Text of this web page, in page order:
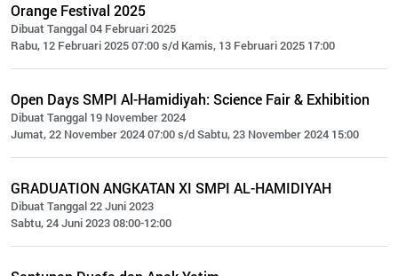
Orange Festival 2025
Dibuat Tanggal 04 Februari 2025
Rabu, 12 Februari 2025 07:00 s/d Kamis, 13 Februari 2025 17:00
Open Days SMPI Al-Hamidiyah: Science Fair & Exhibition
Dibuat Tanggal 19 November 2024
Jumat, 22 November 2024 07:00 s/d Sabtu, 23 November 2024 15:00
GRADUATION ANGKATAN XI SMPI AL-HAMIDIYAH
Dibuat Tanggal 22 Juni 2023
Sabtu, 24 Juni 2023 08:00-12:00